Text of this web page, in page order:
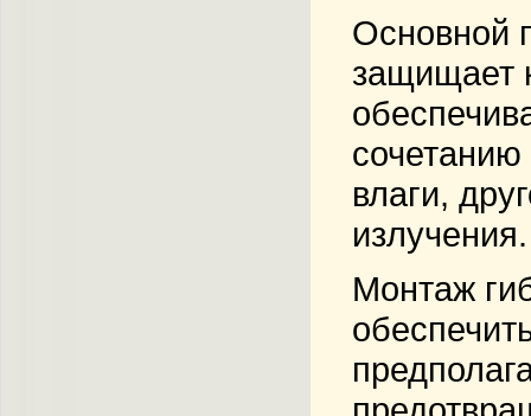
Основной
защищает
влаги,
излучения.
Монтаж